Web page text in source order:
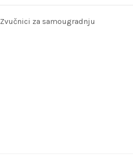
Zvučnici za samougradnju